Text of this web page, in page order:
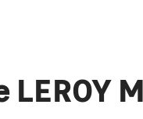
LEROY